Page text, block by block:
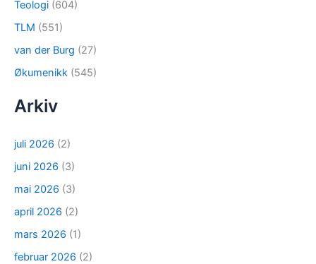
Teologi (604)
TLM (551)
van der Burg (27)
Økumenikk (545)
Arkiv
juli 2026 (2)
juni 2026 (3)
mai 2026 (3)
april 2026 (2)
mars 2026 (1)
februar 2026 (2)